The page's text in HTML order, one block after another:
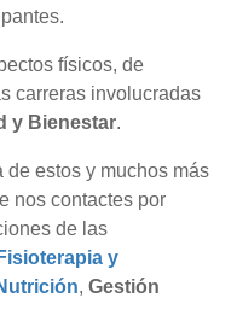
físicos, de
carreras involucradas
y Bienestar.
de estos y muchos más
nos contactes por
de las
Fisioterapia y
, Gestión